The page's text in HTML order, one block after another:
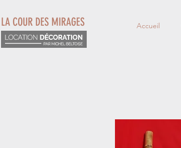
Accueil
LA COUR DES MIRAGES